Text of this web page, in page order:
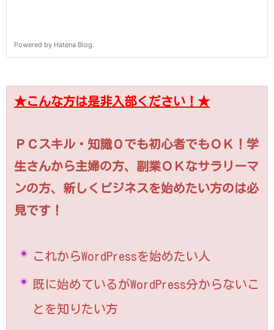
★こんな方は是非入部ください！★
ＰＣスキル・知識０でも初心者でもＯＫ！ 学
生さんから主婦の方、副業ＯＫなサラリーマ
ンの方、新しくビジネスを始めたい方のは必
見です！
これからWordPressを始めたい人
既に始めているがWordPress分からないこ
とを知りたい方